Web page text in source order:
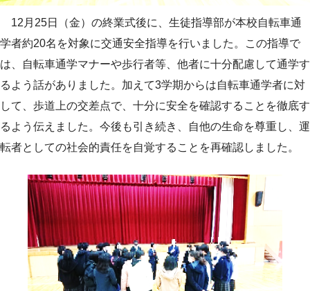
12月25日（金）の終業式後に、生徒指導部が本校自転車通
学者約20名を対象に交通安全指導を行いました。この指導で
は、自転車通学マナーや歩行者等、他者に十分配慮して通学す
るよう話がありました。加えて3学期からは自転車通学者に対
して、歩道上の交差点で、十分に安全を確認することを徹底す
るよう伝えました。今後も引き続き、自他の生命を尊重し、運
転者としての社会的責任を自覚することを再確認しました。